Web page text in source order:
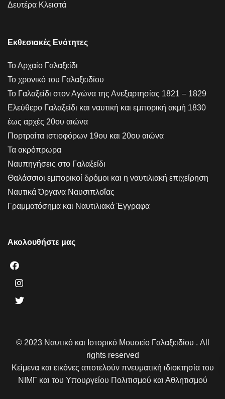
Δευτέρα Κλειστά
Εκθεσιακές Ενότητες
Το Αρχαίο Γαλαξείδι
Το χρονικό του Γαλαξειδίου
Το Γαλαξείδι στον Αγώνα της Ανεξαρτησίας 1821 – 1829
Ελεύθερο Γαλαξείδι και ναυτική και εμπορική ακμή 1830
έως αρχές 20ου αιώνα
Πορτραίτα ιστιοφόρων 19ου και 20ου αιώνα
Τα ακρόπρωρα
Ναυπηγήσεις στο Γαλαξείδι
Θαλάσσιοι εμπορικοί δρόμοι και η ναυτιλιακή επιχείρηση
Ναυτικά Όργανα Ναυσιπλοΐας
Γραμματόσημα και Ναυτιλιακά Έγγραφα
Ακολουθήστε μας
© 2023 Ναυτικό και Ιστορικό Μουσείο Γαλαξειδίου . All
rights reserved
Κείμενα και εικόνες αποτελούν πνευματική ιδιοκτησία του
ΝΙΜΓ και του Υπουργείου Πολιτισμού και Αθλητισμού